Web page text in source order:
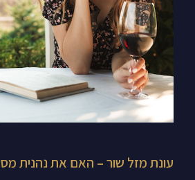
עונת מזל שור – האם את נהנית
מספיק
מהחושים
שלך?